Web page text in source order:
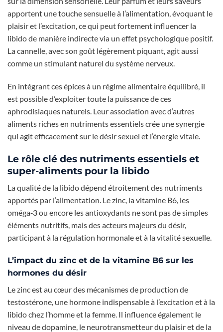
apportent une touche sensuelle à l’alimentation, évoquant le
plaisir et l’excitation, ce qui peut fortement influencer la
libido de manière indirecte via un effet psychologique positif.
La cannelle, avec son goût légèrement piquant, agit aussi
comme un stimulant naturel du système nerveux.
En intégrant ces épices à un régime alimentaire équilibré, il
est possible d’exploiter toute la puissance de ces
aphrodisiaques naturels. Leur association avec d’autres
aliments riches en nutriments essentiels crée une synergie
qui agit efficacement sur le désir sexuel et l’énergie vitale.
Le rôle clé des nutriments essentiels et
super-aliments pour la libido
La qualité de la libido dépend étroitement des nutriments
apportés par l’alimentation. Le zinc, la vitamine B6, les
oméga‑3 ou encore les antioxydants ne sont pas de simples
éléments nutritifs, mais des acteurs majeurs du désir,
participant à la régulation hormonale et à la vitalité sexuelle.
L’impact du zinc et de la vitamine B6 sur les
hormones du désir
Le zinc est au cœur des mécanismes de production de
testostérone, une hormone indispensable à l’excitation et à la
libido chez l’homme et la femme. Il influence également le
niveau de dopamine, le neurotransmetteur du plaisir et de la